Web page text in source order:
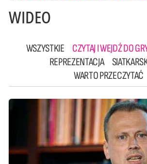
WIDEO
WSZYSTKIE CZYTAJ I WEJDŹ DO
REPREZENTACJA
WARTO PRZECZYTAĆ